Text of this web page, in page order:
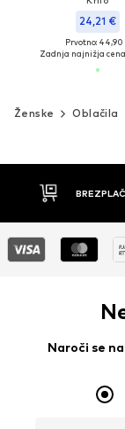
24,21 €
Prvotno: 44,90
Zadnja najnižja cena
Ženske Oblačila
30 DNI
Naroči se